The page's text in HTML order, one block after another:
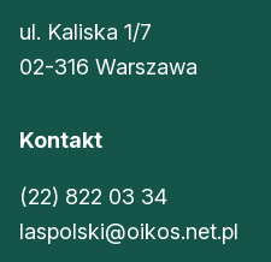
ul. Kaliska 1/7
02-316 Warszawa
Kontakt
(22) 822 03 34
laspolski@oikos.net.pl